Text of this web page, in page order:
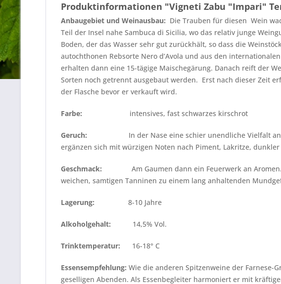
Produktinformationen "Vigneti Zabu "Impari"
Anbaugebiet und Weinausbau: Die Trauben für diesen Wein
Teil der Insel nahe Sambuca di Sicilia, wo das relativ junge
Boden, der das Wasser sehr gut zurückhält, so dass die
autochthonen Rebsorte Nero d’Avola und aus den
erhalten dann eine 15-tägige Maischegärung. Danach reift der
Sorten noch getrennt ausgebaut werden. Erst nach dieser Zeit
der Flasche bevor er verkauft wird.
Farbe: intensives, fast schwarzes kirschrot
Geruch: In der Nase eine schier unendliche Vielfalt
ergänzen sich mit würzigen Noten nach Piment, Lakritze,
Geschmack: Am Gaumen dann ein Feuerwerk an
weichen, samtigen Tanninen zu einem lang anhaltenden
Lagerung: 8-10 Jahre
Alkoholgehalt: 14,5% Vol.
Trinktemperatur: 16-18° C
Essensempfehlung: Wie die anderen Spitzenweine der Farnese-
geselligen Abenden. Als Essenbegleiter harmoniert er mit